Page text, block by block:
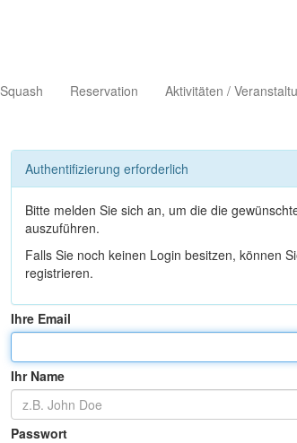
Squash Reservation Aktivitäten /
Authentifizierung erforderlich
Bitte melden Sie sich an, um die die
auszuführen.
Falls Sie noch keinen Login besitzen, können
registrieren.
Ihre Email
Ihr Name
Passwort